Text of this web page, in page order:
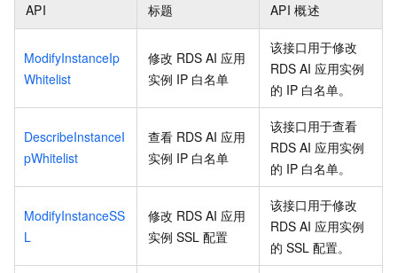
API 标题 API 概述
ModifyInstanceIp
Whitelist
修改 RDS AI 应用
实例 IP 白名单
该接口用于修改
RDS AI 应用实例
的 IP 白名单。
DescribeInstanceI
pWhitelist
查看 RDS AI 应用
实例 IP 白名单
该接口用于查看
RDS AI 应用实例
的 IP 白名单。
ModifyInstanceSS
L
修改 RDS AI 应用
实例 SSL 配置
该接口用于修改
RDS AI 应用实例
的 SSL 配置。